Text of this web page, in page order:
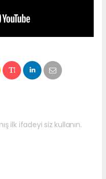
ilk ifadeyi siz kullanın.